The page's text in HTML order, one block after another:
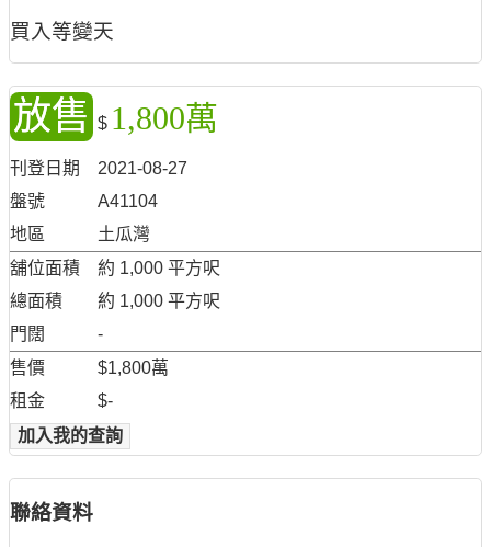
買入等變天
放售 $ 1,800萬
刊登日期
2021-08-27
盤號
A41104
地區
土瓜灣
舖位面積
約 1,000 平方呎
總面積
約 1,000 平方呎
門闊
-
售價
$1,800萬
租金
$-
加入我的查詢
聯絡資料